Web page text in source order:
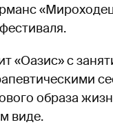
«Оазис» с
образа
виде.